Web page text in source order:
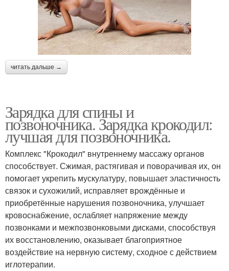
читать дальше →
Зарядка для спины и
позвоночника. Зарядка крокодил:
лучшая для позвоночника.
Комплекс "Крокодил" внутреннему массажу органов
способствует. Сжимая, растягивая и поворачивая их, он
помогает укрепить мускулатуру, повышает эластичность
связок и сухожилий, исправляет врождённые и
приобретённые нарушения позвоночника, улучшает
кровоснабжение, ослабляет напряжение между
позвонками и межпозвонковыми дисками, способствуя
их восстановлению, оказывает благоприятное
воздействие на нервную систему, сходное с действием
иглотерапии.